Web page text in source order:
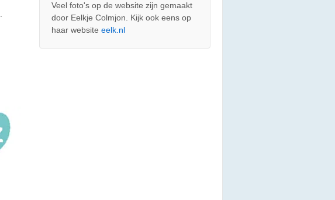
Veel foto's op de website zijn gemaakt
door Eelkje Colmjon. Kijk ook eens op
haar websiteeelk.nl